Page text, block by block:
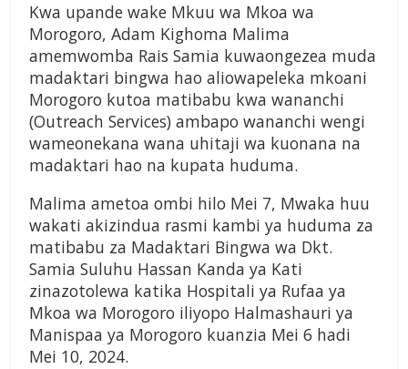
Kwa upande wake Mkuu wa Mkoa wa
Morogoro, Adam Kighoma Malima
amemwomba Rais Samia kuwaongezea muda
madaktari bingwa hao aliowapeleka mkoani
Morogoro kutoa matibabu kwa wananchi
(Outreach Services) ambapo wananchi wengi
wameonekana wana uhitaji wa kuonana na
madaktari hao na kupata huduma.
Malima ametoa ombi hilo Mei 7, Mwaka huu
wakati akizindua rasmi kambi ya huduma za
matibabu za Madaktari Bingwa wa Dkt.
Samia Suluhu Hassan Kanda ya Kati
zinazotolewa katika Hospitali ya Rufaa ya
Mkoa wa Morogoro iliyopo Halmashauri ya
Manispaa ya Morogoro kuanzia Mei 6 hadi
Mei 10, 2024.